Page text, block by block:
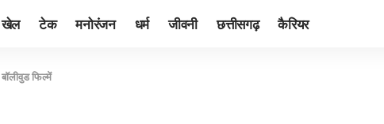
खेल टेक मनोरंजन धर्म जीवनी छत्तीसगढ़ कैरियर
फिल्में